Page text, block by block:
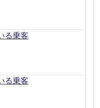
る乗客
る乗客